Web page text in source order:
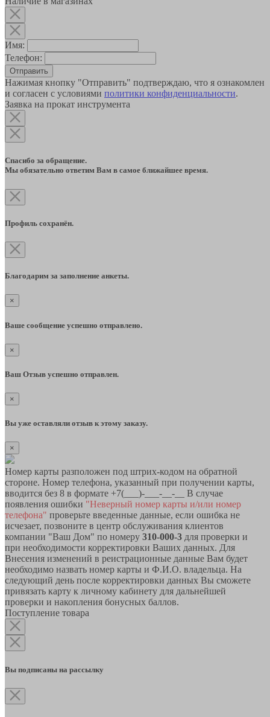
Имя:
Телефон:
Отправить
Нажимая кнопку "Отправить" подтверждаю, что я ознакомлен
и согласен с условиями политики конфиденциальности.
Заявка на прокат инструмента
Спасибо за обращение.
Мы обязательно ответим Вам в самое ближайшее время.
Профиль сохранён.
Благодарим за заполнение анкеты.
×
Ваше сообщение успешно отправлено.
×
Ваш Отзыв успешно отправлен.
×
Вы уже оставляли отзыв к этому заказу.
×
Номер карты разположен под штрих-кодом на обратной
стороне. Номер телефона, указанный при получении карты,
вводится без 8 в формате +7(___)-___-__-__ В случае
появления ошибки "Неверный номер карты и/или номер
телефона" проверьте введенные данные, если ошибка не
исчезает, позвоните в центр обслуживания клиентов
компании "Ваш Дом" по номеру 310-000-3 для проверки и
при необходимости корректировки Ваших данных. Для
Внесения изменений в реистрационные данные Вам будет
необходимо назвать номер карты и Ф.И.О. владельца. На
следующий день после корректировки данных Вы сможете
привязать карту к личному кабинету для дальнейшей
проверки и накопления бонусных баллов.
Поступление товара
Вы подписаны на рассылку